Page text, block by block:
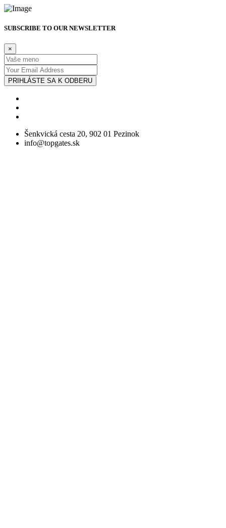
SUBSCRIBE TO OUR NEWSLETTER
×
PRIHLÁSTE SA K ODBERU
Šenkvická cesta 20, 902 01 Pezinok
info@topgates.sk